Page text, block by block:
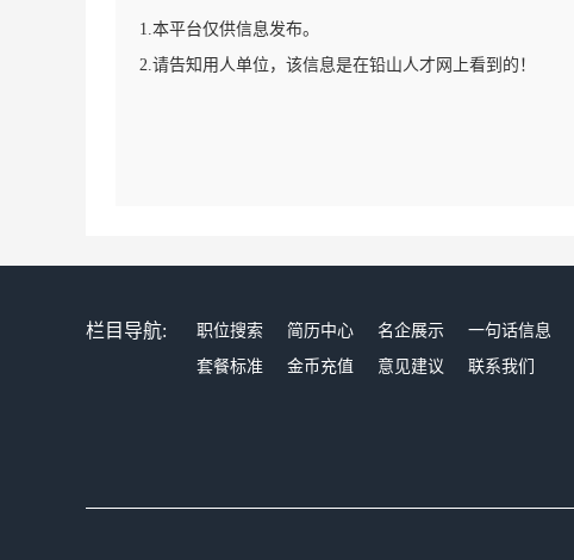
1.本平台仅供信息发布。
2.请告知用人单位，该信息是在铅山人才网上看到的！
栏目导航: 职位搜索 简历中心 名企展示 一句话信息
套餐标准
金币充值 意见建议 联系我们